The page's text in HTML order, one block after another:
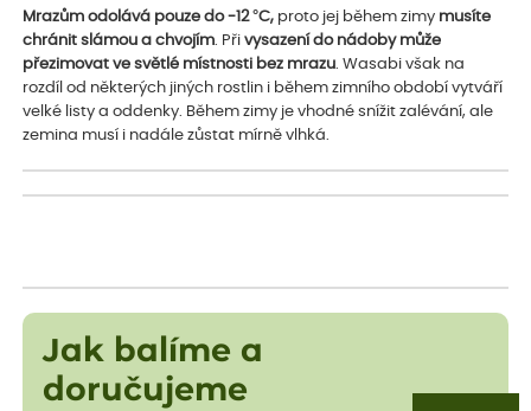
Mrazům odolává pouze do -12 °C, proto jej během zimy musíte
chránit slámou a chvojím. Přivysazení do nádoby může
přezimovat ve světlé místnosti bez mrazu. Wasabi však na
rozdíl od některých jiných rostlin i během zimního období vytváří
velké listy a oddenky. Během zimy je vhodné snížit zalévání, ale
zemina musí i nadále zůstat mírně vlhká.
Jak balíme a
doručujeme